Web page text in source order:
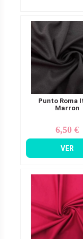
Punto Roma
Marron
Precio
6,50 €
VER